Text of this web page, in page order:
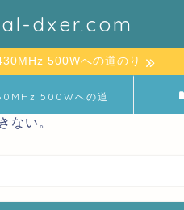
dxer.com
500Wへの道のり
500Wへの道
ない。